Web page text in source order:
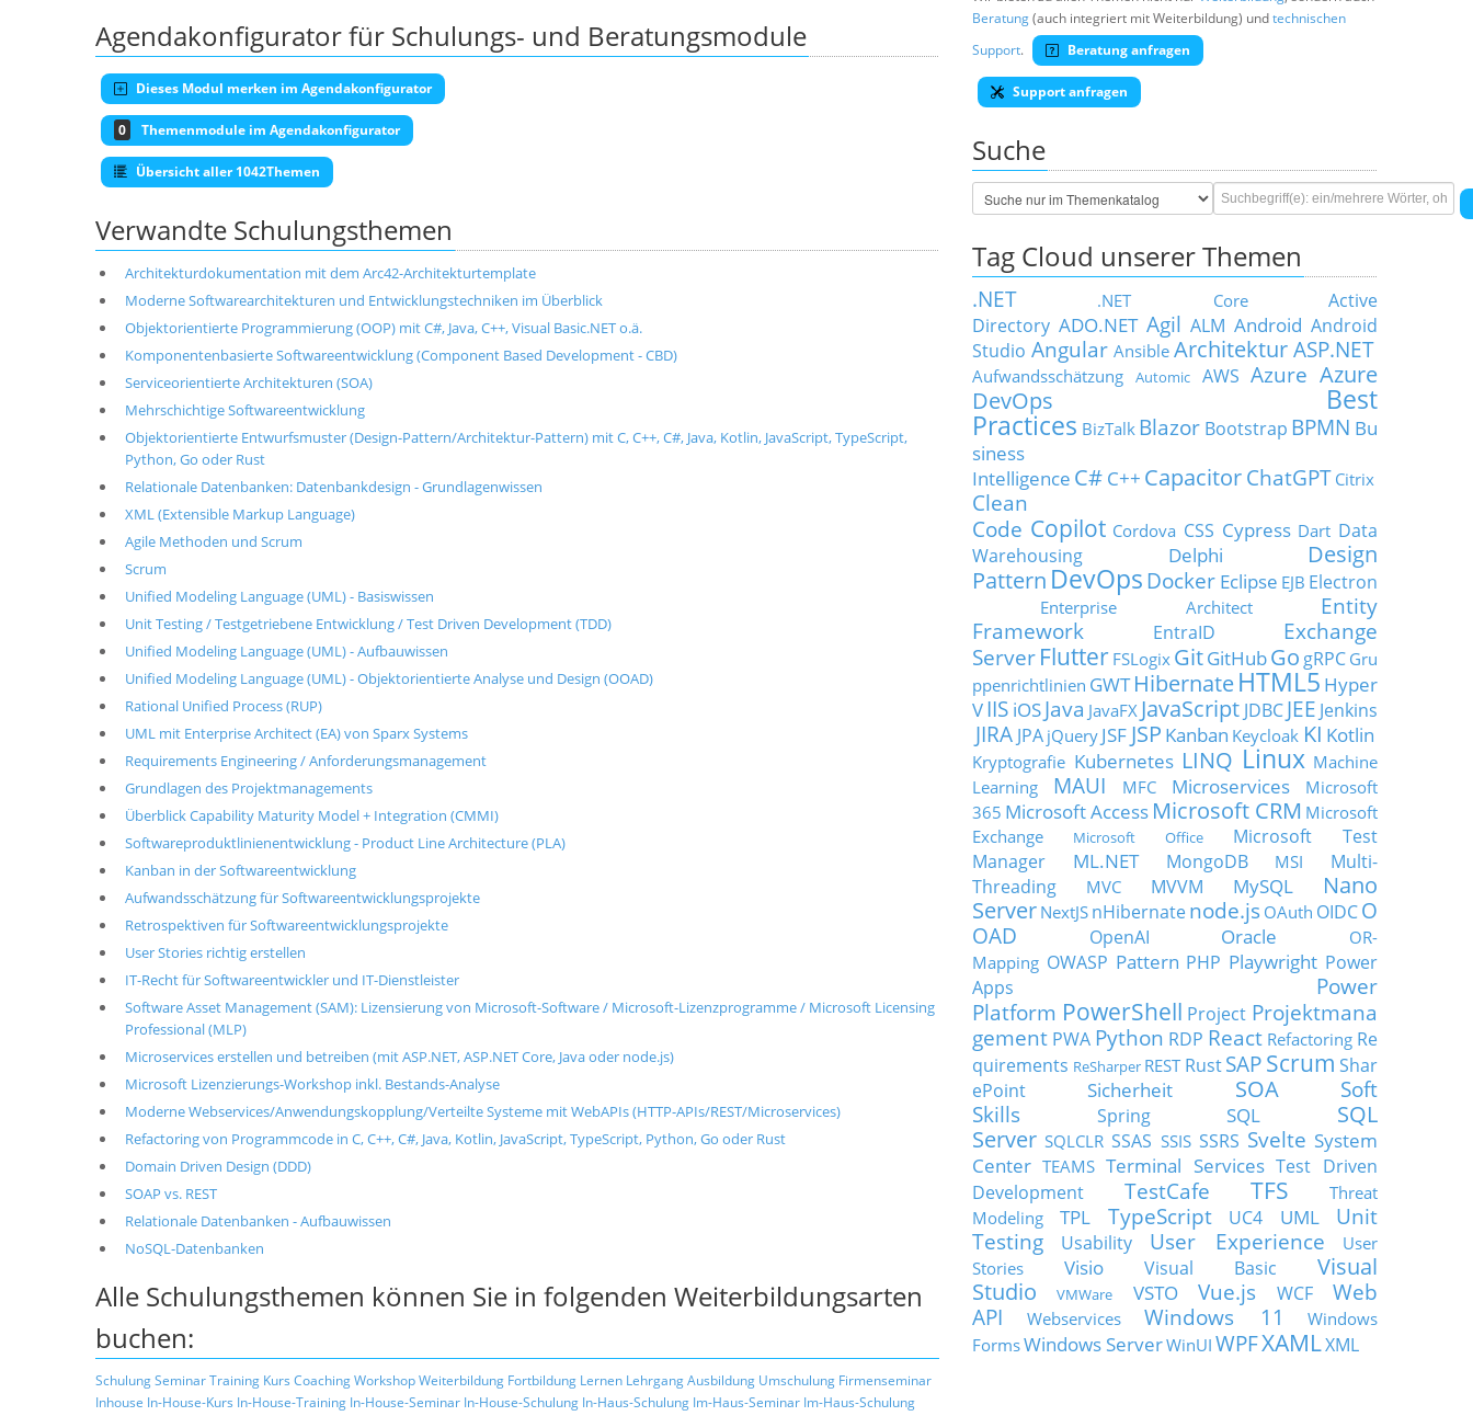
Agendakonfigurator für Schulungs- und Beratungsmodule
Dieses Modul merken im Agendakonfigurator
0 Themenmodule im Agendakonfigurator
Übersicht aller 1042Themen
Verwandte Schulungsthemen
Architekturdokumentation mit dem Arc42-Architekturtemplate
Moderne Softwarearchitekturen und Entwicklungstechniken im Überblick
Objektorientierte Programmierung (OOP) mit C#, Java, C++, Visual Basic.NET o.ä.
Komponentenbasierte Softwareentwicklung (Component Based Development - CBD)
Serviceorientierte Architekturen (SOA)
Mehrschichtige Softwareentwicklung
Objektorientierte Entwurfsmuster (Design-Pattern/Architektur-Pattern) mit C, C++, C#, Java, Kotlin, JavaScript, TypeScript,
Python, Go oder Rust
Relationale Datenbanken: Datenbankdesign - Grundlagenwissen
XML (Extensible Markup Language)
Agile Methoden und Scrum
Scrum
Unified Modeling Language (UML) - Basiswissen
Unit Testing / Testgetriebene Entwicklung / Test Driven Development (TDD)
Unified Modeling Language (UML) - Aufbauwissen
Unified Modeling Language (UML) - Objektorientierte Analyse und Design (OOAD)
Rational Unified Process (RUP)
UML mit Enterprise Architect (EA) von Sparx Systems
Requirements Engineering / Anforderungsmanagement
Grundlagen des Projektmanagements
Überblick Capability Maturity Model + Integration (CMMI)
Softwareproduktlinienentwicklung - Product Line Architecture (PLA)
Kanban in der Softwareentwicklung
Aufwandsschätzung für Softwareentwicklungsprojekte
Retrospektiven für Softwareentwicklungsprojekte
User Stories richtig erstellen
IT-Recht für Softwareentwickler und IT-Dienstleister
Software Asset Management (SAM): Lizensierung von Microsoft-Software / Microsoft-Lizenzprogramme / Microsoft Licensing
Professional (MLP)
Microservices erstellen und betreiben (mit ASP.NET, ASP.NET Core, Java oder node.js)
Microsoft Lizenzierungs-Workshop inkl. Bestands-Analyse
Moderne Webservices/Anwendungskopplung/Verteilte Systeme mit WebAPIs (HTTP-APIs/REST/Microservices)
Refactoring von Programmcode in C, C++, C#, Java, Kotlin, JavaScript, TypeScript, Python, Go oder Rust
Domain Driven Design (DDD)
SOAP vs. REST
Relationale Datenbanken - Aufbauwissen
NoSQL-Datenbanken
Alle Schulungsthemen können Sie in folgenden Weiterbildungsarten
buchen:
SchulungSeminarTraining Kurs CoachingWorkshopWeiterbildung Fortbildung Lernen LehrgangAusbildung Umschulung Firmenseminar
Inhouse In-House-Kurs In-House-Training In-House-Seminar In-House-Schulung In-Haus-Schulung Im-Haus-Seminar Im-Haus-Schulung
Beratung(auch integriert mit Weiterbildung) undtechnischen
Support. Beratung anfragen
Support anfragen
Suche
Tag Cloud unserer Themen
.NET .NET Core
Active
Directory ADO.NET Agil ALM Android Android
Studio Angular Ansible Architektur ASP.NET
Aufwandsschätzung Automic AWS Azure Azure
DevOps
Best
Practices BizTalk Blazor Bootstrap BPMN Bu
siness
Intelligence C# C++ Capacitor ChatGPT Citrix
Clean
Code Copilot Cordova CSS Cypress Dart Data
Warehousing
Delphi
Design
Pattern DevOps Docker Eclipse EJB Electron
Enterprise Architect
Entity
Framework
EntraID
Exchange
Server Flutter FSLogix GitGitHubGo gRPC Gru
ppenrichtlinien GWT HibernateHTML5 Hyper
VIIS iOSJava JavaFX JavaScript JDBC JEE Jenkins
JIRA JPA jQuery JSF JSP Kanban Keycloak KI Kotlin
Kryptografie Kubernetes LINQ Linux Machine
Learning
MAUI MFC Microservices
Microsoft
365 Microsoft Access Microsoft CRM Microsoft
Exchange
Microsoft Office
Microsoft Test
Manager
ML.NET MongoDB MSI
Multi-
Threading
MVC MVVM MySQL
Nano
Server NextJS nHibernatenode.js OAuth OIDCO
OAD
OpenAI Oracle
OR-
Mapping OWASP Pattern PHP Playwright Power
Apps
Power
Platform PowerShell Project Projektmana
gement PWA Python RDP React Refactoring Re
quirements ReSharper REST Rust SAP Scrum Shar
ePoint
Sicherheit SOA
Soft
Skills
Spring SQL
SQL
Server SQLCLR SSAS SSIS SSRS Svelte System
Center TEAMS Terminal Services Test Driven
Development
TestCafe TFS
Threat
Modeling
TPL TypeScript UC4 UML
Unit
Testing
Usability User Experience
User
Stories
Visio Visual Basic
Visual
Studio
VMWare VSTO Vue.js WCF
Web
API
Webservices Windows 11
Windows
FormsWindows ServerWinUI WPFXAMLXML